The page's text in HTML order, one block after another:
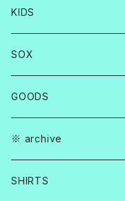
KIDS
SOX
GOODS
※ archive
SHIRTS